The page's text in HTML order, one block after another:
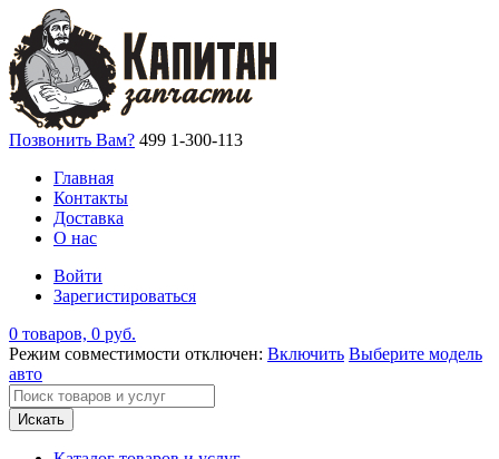
Позвонить Вам? 499 1-300-113
Главная
Контакты
Доставка
О нас
Войти
Зарегистироваться
0 товаров, 0 руб.
Режим совместимости отключен: Включить Выберите модель
авто
Искать